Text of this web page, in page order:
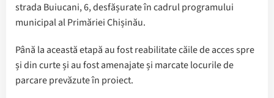
strada Buiucani, 6, desfășurate în cadrul programului
municipal al Primăriei Chișinău.
Până la această etapă au fost reabilitate căile de acces spre
și din curte și au fost amenajate și marcate locurile de
parcare prevăzute în proiect.